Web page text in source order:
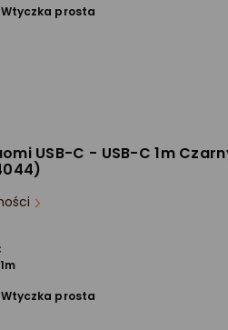
Wtyczka prosta
USB-C - USB-C 1m
1m
Wtyczka prosta